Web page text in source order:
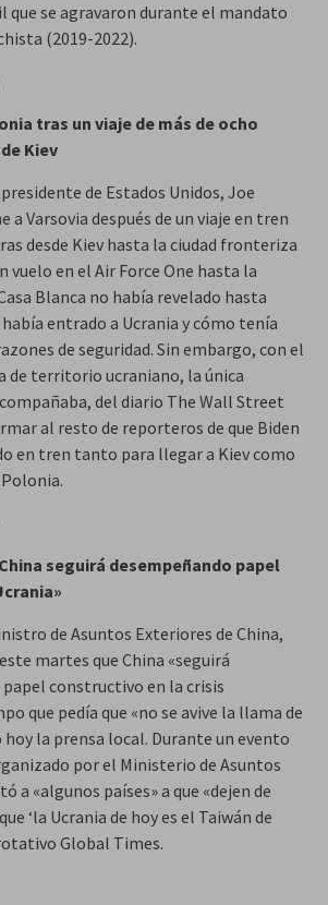
que se agravaron durante el mandato
(2019-2022).
tras un viaje de más de ocho
Kiev
de Estados Unidos, Joe
a Varsovia después de un viaje en tren
desde Kiev hasta la ciudad fronteriza
vuelo en el Air Force One hasta la
Blanca no había revelado hasta
entrado a Ucrania y cómo tenía
de seguridad. Sin embargo, con el
de territorio ucraniano, la única
del diario The Wall Street
al resto de reporteros de que Biden
en tren tanto para llegar a Kiev como
seguirá desempeñando papel
de Asuntos Exteriores de China,
martes que China «seguirá
constructivo en la crisis
que pedía que «no se avive la llama de
la prensa local. Durante un evento
por el Ministerio de Asuntos
a «algunos países» a que «dejen de
‘la Ucrania de hoy es el Taiwán de
Global Times.